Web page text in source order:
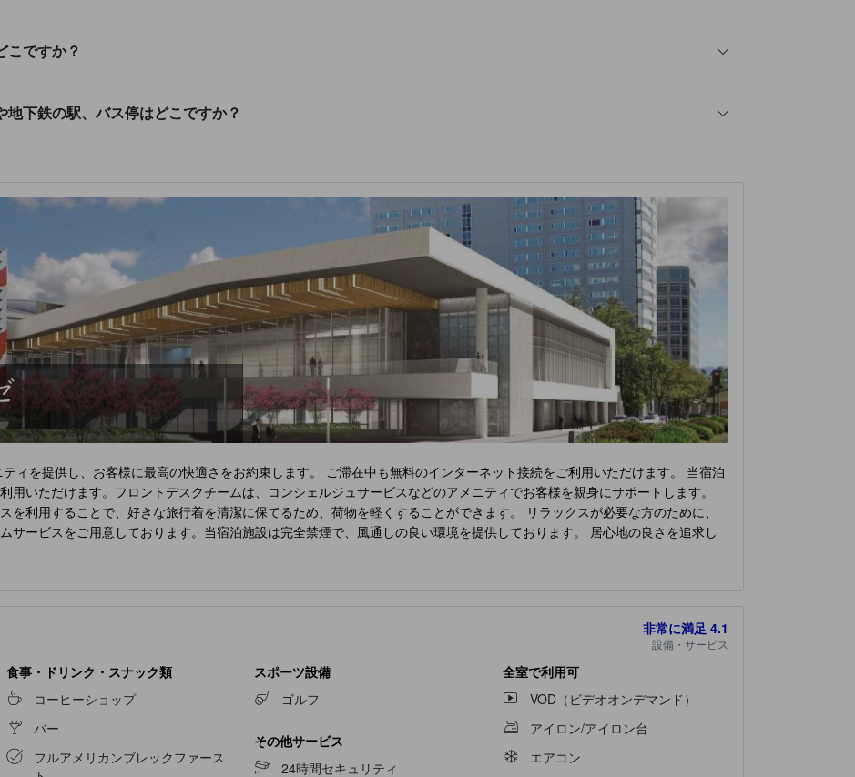
こですか？
下鉄の駅、バス停はどこですか？
ィを提供し、お客様に最高の快適さをお約束します。 ご滞在中も無料のインターネット接続をご利用いただけます。 当宿泊
用いただけます。フロントデスクチームは、コンシェルジュサービスなどのアメニティでお客様を親身にサポートします。
を利用することで、好きな旅行着を清潔に保てるため、荷物を軽くすることができます。 リラックスが必要な方のために、
サービスをご用意しております。当宿泊施設は完全禁煙で、風通しの良い環境を提供しております。 居心地の良さを追求し
オストリーミング、日刊新聞、テレビなど、一流の室内エンターテイメントをお楽しみいただけます。一部の客室では、室内
のエンターテイメントオプションで、旅の仲間と楽しい夜をお過ごしください。
にある数々のアクティビ
非常に満足 4.1
設備・サービス
食事・ドリンク・スナック類
コーヒーショップ
バー
フルアメリカンブレックファース
スポーツ設備
ゴルフ
その他サービス
24時間セキュリティ
全室で利用可
VOD（ビデオオンデマンド）
アイロン/アイロン台
エアコン